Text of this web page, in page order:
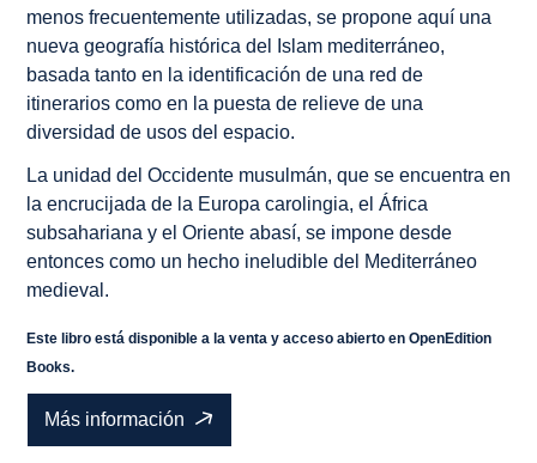
menos frecuentemente utilizadas, se propone aquí una
nueva geografía histórica del Islam mediterráneo,
basada tanto en la identificación de una red de
itinerarios como en la puesta de relieve de una
diversidad de usos del espacio.
La unidad del Occidente musulmán, que se encuentra en
la encrucijada de la Europa carolingia, el África
subsahariana y el Oriente abasí, se impone desde
entonces como un hecho ineludible del Mediterráneo
medieval.
Este libro está disponible a la venta y acceso abierto en OpenEdition
Books.
Más información